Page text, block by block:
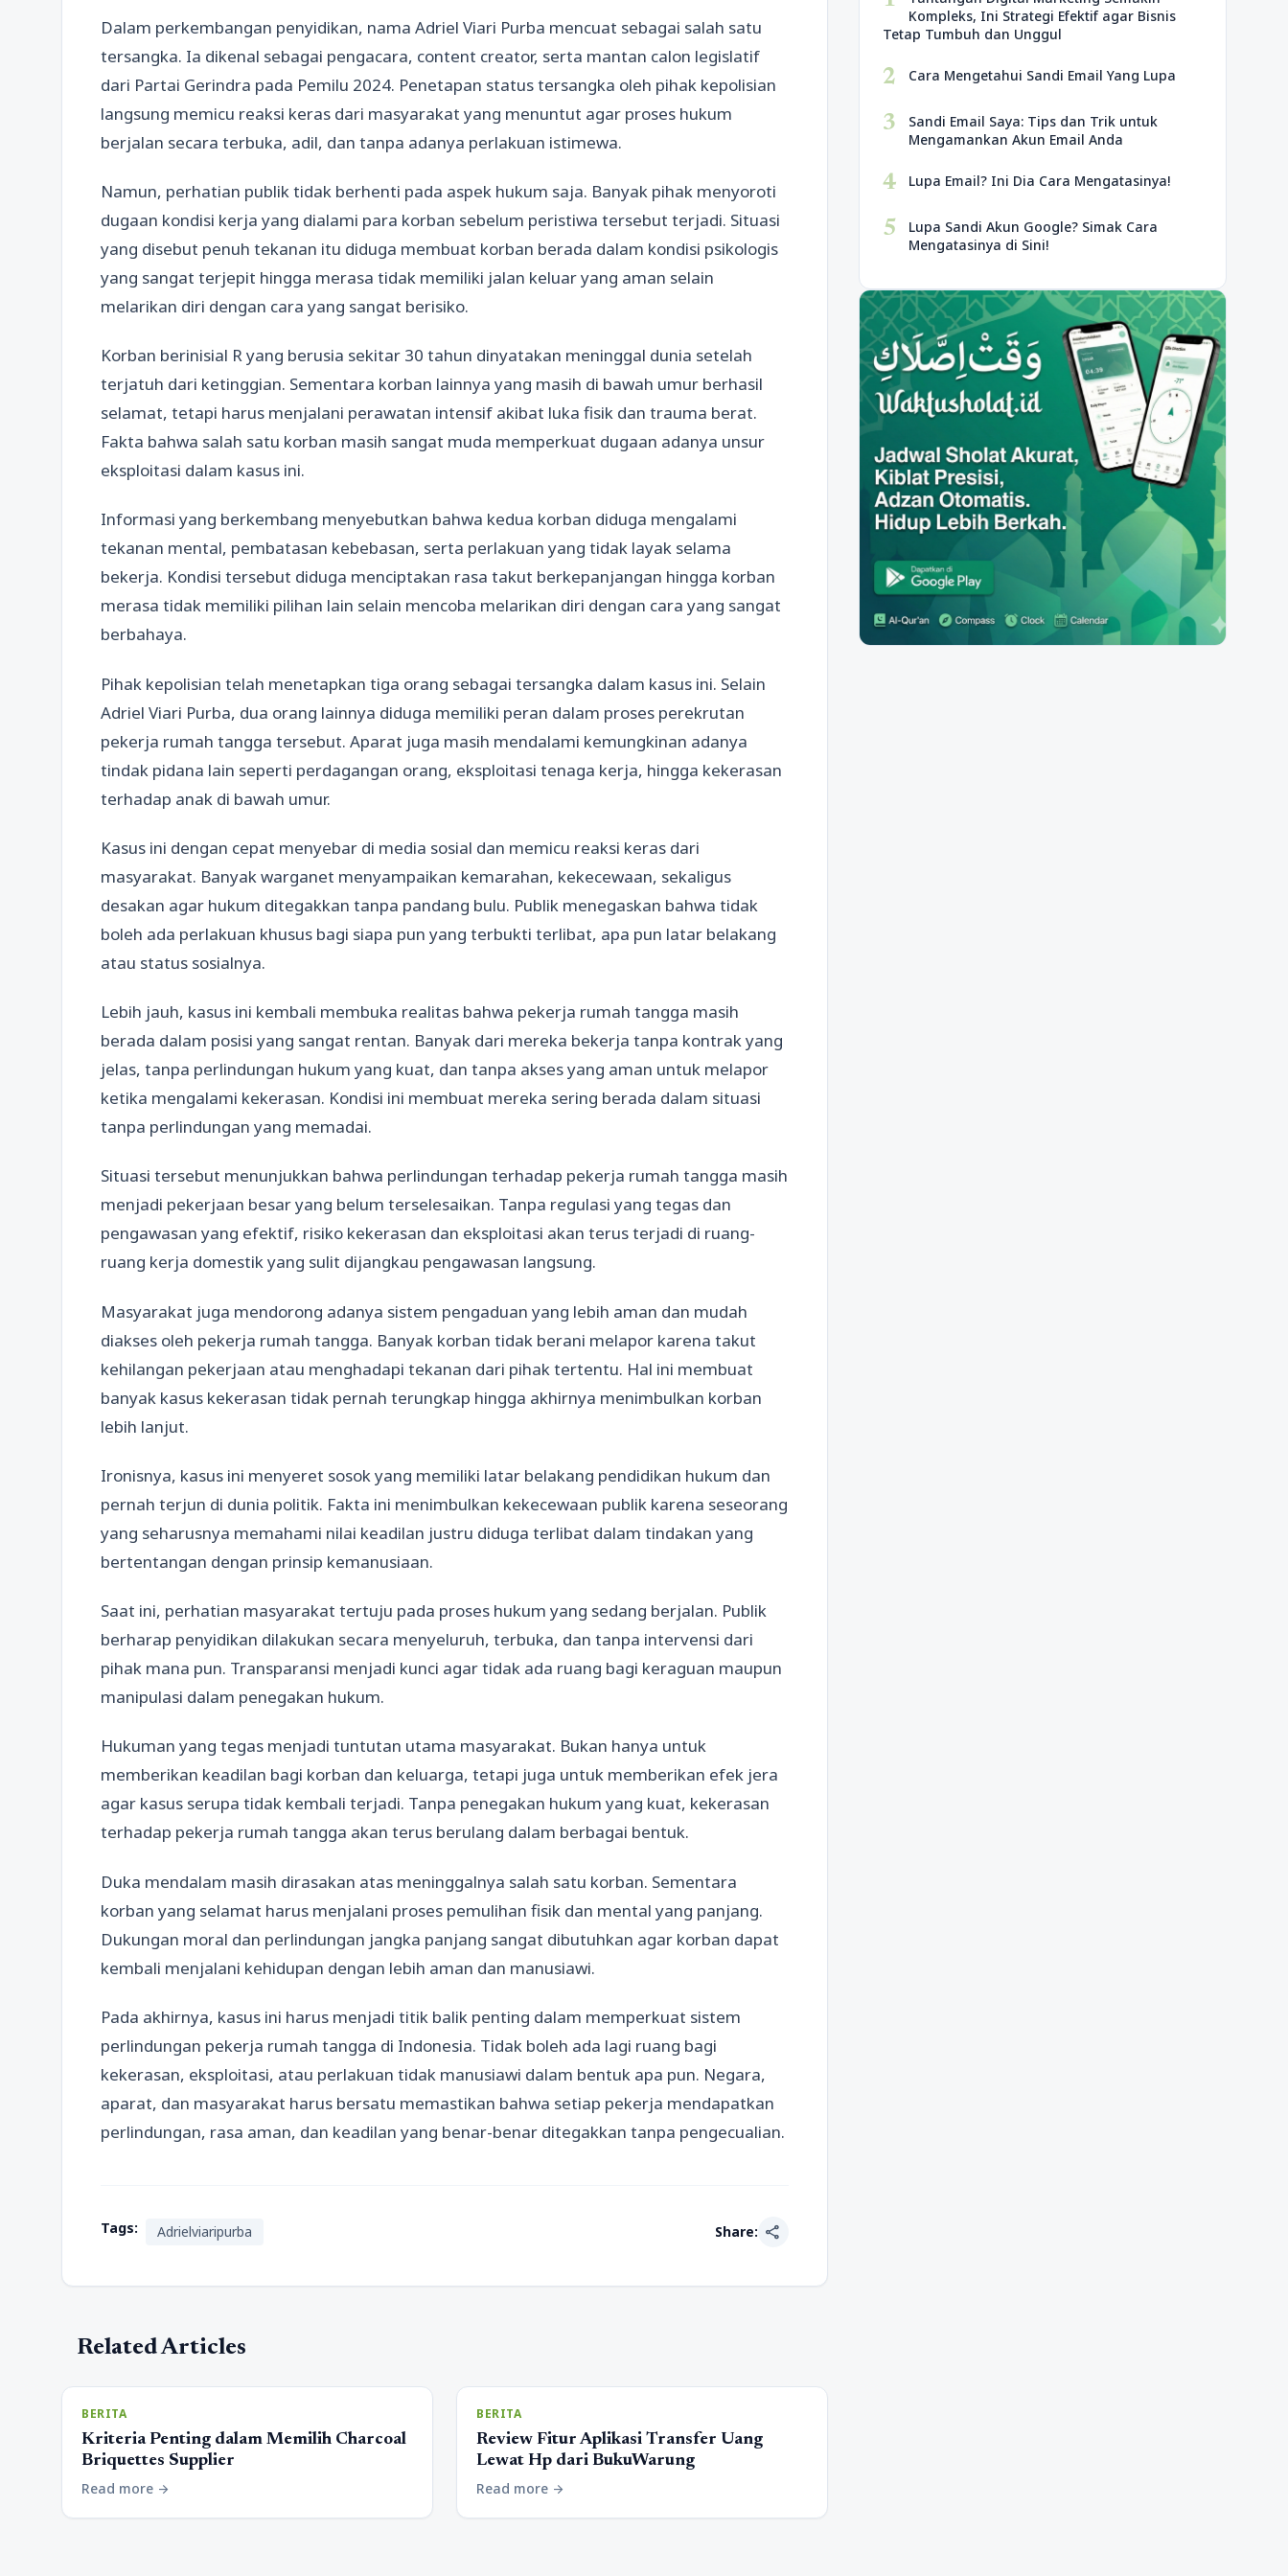
Dalam perkembangan penyidikan, nama Adriel Viari Purba mencuat sebagai salah satu
tersangka. Ia dikenal sebagai pengacara, content creator, serta mantan calon legislatif
dari Partai Gerindra pada Pemilu 2024. Penetapan status tersangka oleh pihak kepolisian
langsung memicu reaksi keras dari masyarakat yang menuntut agar proses hukum
berjalan secara terbuka, adil, dan tanpa adanya perlakuan istimewa.
Namun, perhatian publik tidak berhenti pada aspek hukum saja. Banyak pihak menyoroti
dugaan kondisi kerja yang dialami para korban sebelum peristiwa tersebut terjadi. Situasi
yang disebut penuh tekanan itu diduga membuat korban berada dalam kondisi psikologis
yang sangat terjepit hingga merasa tidak memiliki jalan keluar yang aman selain
melarikan diri dengan cara yang sangat berisiko.
Korban berinisial R yang berusia sekitar 30 tahun dinyatakan meninggal dunia setelah
terjatuh dari ketinggian. Sementara korban lainnya yang masih di bawah umur berhasil
selamat, tetapi harus menjalani perawatan intensif akibat luka fisik dan trauma berat.
Fakta bahwa salah satu korban masih sangat muda memperkuat dugaan adanya unsur
eksploitasi dalam kasus ini.
Informasi yang berkembang menyebutkan bahwa kedua korban diduga mengalami
tekanan mental, pembatasan kebebasan, serta perlakuan yang tidak layak selama
bekerja. Kondisi tersebut diduga menciptakan rasa takut berkepanjangan hingga korban
merasa tidak memiliki pilihan lain selain mencoba melarikan diri dengan cara yang sangat
berbahaya.
Pihak kepolisian telah menetapkan tiga orang sebagai tersangka dalam kasus ini. Selain
Adriel Viari Purba, dua orang lainnya diduga memiliki peran dalam proses perekrutan
pekerja rumah tangga tersebut. Aparat juga masih mendalami kemungkinan adanya
tindak pidana lain seperti perdagangan orang, eksploitasi tenaga kerja, hingga kekerasan
terhadap anak di bawah umur.
Kasus ini dengan cepat menyebar di media sosial dan memicu reaksi keras dari
masyarakat. Banyak warganet menyampaikan kemarahan, kekecewaan, sekaligus
desakan agar hukum ditegakkan tanpa pandang bulu. Publik menegaskan bahwa tidak
boleh ada perlakuan khusus bagi siapa pun yang terbukti terlibat, apa pun latar belakang
atau status sosialnya.
Lebih jauh, kasus ini kembali membuka realitas bahwa pekerja rumah tangga masih
berada dalam posisi yang sangat rentan. Banyak dari mereka bekerja tanpa kontrak yang
jelas, tanpa perlindungan hukum yang kuat, dan tanpa akses yang aman untuk melapor
ketika mengalami kekerasan. Kondisi ini membuat mereka sering berada dalam situasi
tanpa perlindungan yang memadai.
Situasi tersebut menunjukkan bahwa perlindungan terhadap pekerja rumah tangga masih
menjadi pekerjaan besar yang belum terselesaikan. Tanpa regulasi yang tegas dan
pengawasan yang efektif, risiko kekerasan dan eksploitasi akan terus terjadi di ruang-
ruang kerja domestik yang sulit dijangkau pengawasan langsung.
Masyarakat juga mendorong adanya sistem pengaduan yang lebih aman dan mudah
diakses oleh pekerja rumah tangga. Banyak korban tidak berani melapor karena takut
kehilangan pekerjaan atau menghadapi tekanan dari pihak tertentu. Hal ini membuat
banyak kasus kekerasan tidak pernah terungkap hingga akhirnya menimbulkan korban
lebih lanjut.
Ironisnya, kasus ini menyeret sosok yang memiliki latar belakang pendidikan hukum dan
pernah terjun di dunia politik. Fakta ini menimbulkan kekecewaan publik karena seseorang
yang seharusnya memahami nilai keadilan justru diduga terlibat dalam tindakan yang
bertentangan dengan prinsip kemanusiaan.
Saat ini, perhatian masyarakat tertuju pada proses hukum yang sedang berjalan. Publik
berharap penyidikan dilakukan secara menyeluruh, terbuka, dan tanpa intervensi dari
pihak mana pun. Transparansi menjadi kunci agar tidak ada ruang bagi keraguan maupun
manipulasi dalam penegakan hukum.
Hukuman yang tegas menjadi tuntutan utama masyarakat. Bukan hanya untuk
memberikan keadilan bagi korban dan keluarga, tetapi juga untuk memberikan efek jera
agar kasus serupa tidak kembali terjadi. Tanpa penegakan hukum yang kuat, kekerasan
terhadap pekerja rumah tangga akan terus berulang dalam berbagai bentuk.
Duka mendalam masih dirasakan atas meninggalnya salah satu korban. Sementara
korban yang selamat harus menjalani proses pemulihan fisik dan mental yang panjang.
Dukungan moral dan perlindungan jangka panjang sangat dibutuhkan agar korban dapat
kembali menjalani kehidupan dengan lebih aman dan manusiawi.
Pada akhirnya, kasus ini harus menjadi titik balik penting dalam memperkuat sistem
perlindungan pekerja rumah tangga di Indonesia. Tidak boleh ada lagi ruang bagi
kekerasan, eksploitasi, atau perlakuan tidak manusiawi dalam bentuk apa pun. Negara,
aparat, dan masyarakat harus bersatu memastikan bahwa setiap pekerja mendapatkan
perlindungan, rasa aman, dan keadilan yang benar-benar ditegakkan tanpa pengecualian.
Tags: Adrielviaripurba Share: share
Related Articles
BERITA
Kriteria Penting dalam Memilih Charcoal
Briquettes Supplier
Read more arrow_forward
BERITA
Review Fitur Aplikasi Transfer Uang
Lewat Hp dari BukuWarung
Read more arrow_forward
Kompleks, Ini Strategi Efektif agar Bisnis
Tetap Tumbuh dan Unggul
2 Cara Mengetahui Sandi Email Yang Lupa
3
Sandi Email Saya: Tips dan Trik untuk
Mengamankan Akun Email Anda
4 Lupa Email? Ini Dia Cara Mengatasinya!
5
Lupa Sandi Akun Google? Simak Cara
Mengatasinya di Sini!